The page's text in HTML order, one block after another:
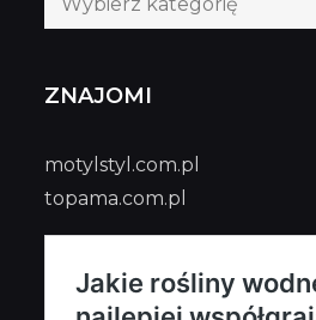
publikacji
ZNAJOMI
motylstyl.com.pl
topama.com.pl